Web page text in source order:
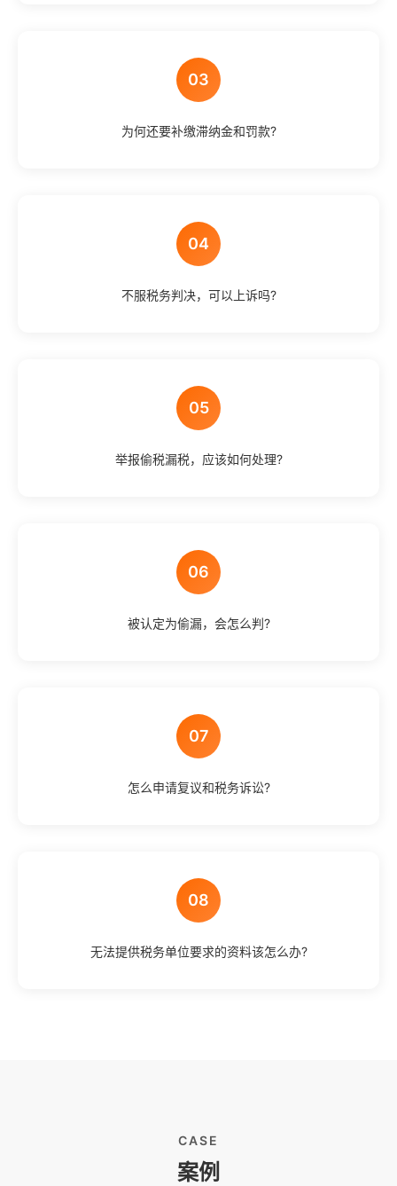
03
为何还要补缴滞纳金和罚款?
04
不服税务判决，可以上诉吗?
05
举报偷税漏税，应该如何处理?
06
被认定为偷漏，会怎么判?
07
怎么申请复议和税务诉讼?
08
无法提供税务单位要求的资料该怎么办?
CASE
案例